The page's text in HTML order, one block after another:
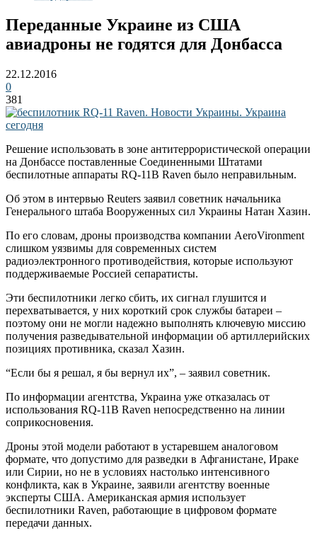
Переданные Украине из США
авиадроны не годятся для Донбасса
22.12.2016
0
381
Решение использовать в зоне антитеррористической операции
на Донбассе поставленные Соединенными Штатами
беспилотные аппараты RQ-11B Raven было неправильным.
Об этом в интервью Reuters заявил советник начальника
Генерального штаба Вооруженных сил Украины Натан Хазин.
По его словам, дроны производства компании AeroVironment
слишком уязвимы для современных систем
радиоэлектронного противодействия, которые используют
поддерживаемые Россией сепаратисты.
Эти беспилотники легко сбить, их сигнал глушится и
перехватывается, у них короткий срок службы батареи –
поэтому они не могли надежно выполнять ключевую миссию
получения разведывательной информации об артиллерийских
позициях противника, сказал Хазин.
“Если бы я решал, я бы вернул их”, – заявил советник.
По информации агентства, Украина уже отказалась от
использования RQ-11B Raven непосредственно на линии
соприкосновения.
Дроны этой модели работают в устаревшем аналоговом
формате, что допустимо для разведки в Афганистане, Ираке
или Сирии, но не в условиях настолько интенсивного
конфликта, как в Украине, заявили агентству военные
эксперты США. Американская армия использует
беспилотники Raven, работающие в цифровом формате
передачи данных.